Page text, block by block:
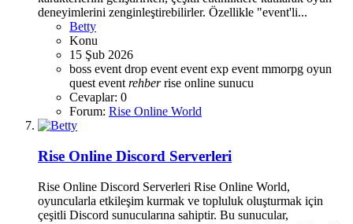
deneyimlerini zenginleştirebilirler. Özellikle "event'li...
Betty
Konu
15 Şub 2026
boss event drop event event exp event mmorpg oyun
quest event rehber rise online sunucu
Cevaplar: 0
Forum: Rise Online World
Rise Online Discord Serverleri
Rise Online Discord Serverleri Rise Online World,
oyuncularla etkileşim kurmak ve topluluk oluşturmak için
çeşitli Discord sunucularına sahiptir. Bu sunucular,